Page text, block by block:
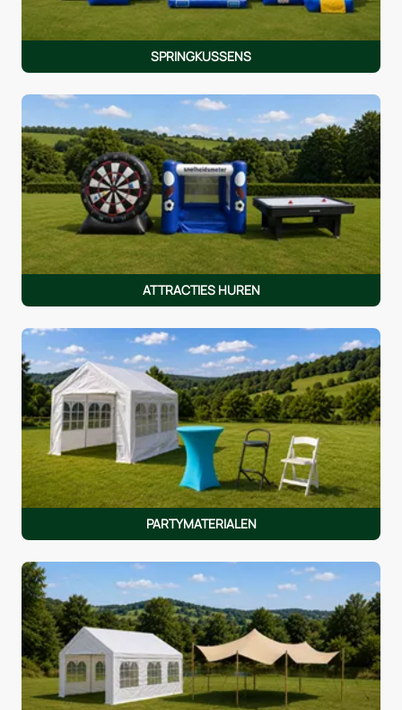
SPRINGKUSSENS
ATTRACTIES HUREN
PARTYMATERIALEN